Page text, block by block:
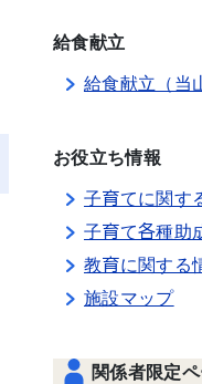
給食献立
給食献立（当
お役立ち情報
子育てに関す
子育て各種助
教育に関する
施設マップ
関係者限定